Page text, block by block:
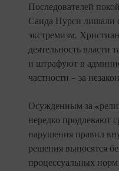
Последователей
Саида Нурси лишали
экстремизм.
деятельность власти
и штрафуют в
частности – за
Осужденным за
нередко продлевают
нарушения правил
решения выносятся
процессуальных